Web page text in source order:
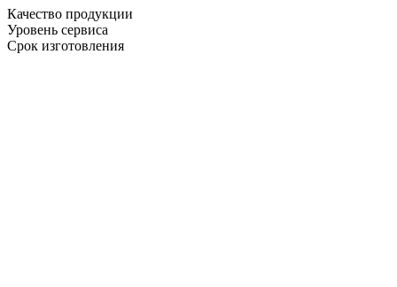
Качество продукции
Уровень сервиса
Срок изготовления